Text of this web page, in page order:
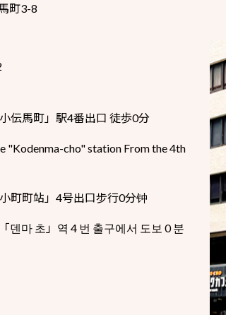
町3-8
伝馬町」駅4番出口 徒歩0分
"Kodenma-cho" station From the 4th
町町站」4号出口步行0分钟
덴마 초」역 4 번 출구에서 도보 0 분